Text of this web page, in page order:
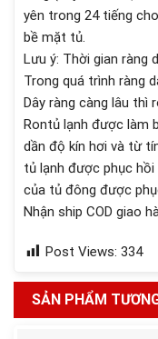
yên trong 24 tiếng
bề mặt tủ.
Lưu ý: Thời gian ràng
Trong quá trình ràng
Dây ràng càng lâu thì
Rontủ lạnh được làm
dần độ kín hơi và từ
tủ lạnh được phục
của tủ đông được
Nhận ship COD giao
Post Views: 334
SẢN PHẨM